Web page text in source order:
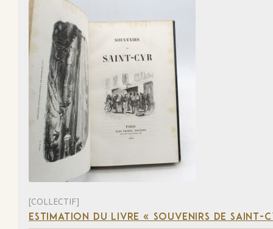
[COLLECTIF]
ESTIMATION DU LIVRE « SOUVENIRS DE SAINT-